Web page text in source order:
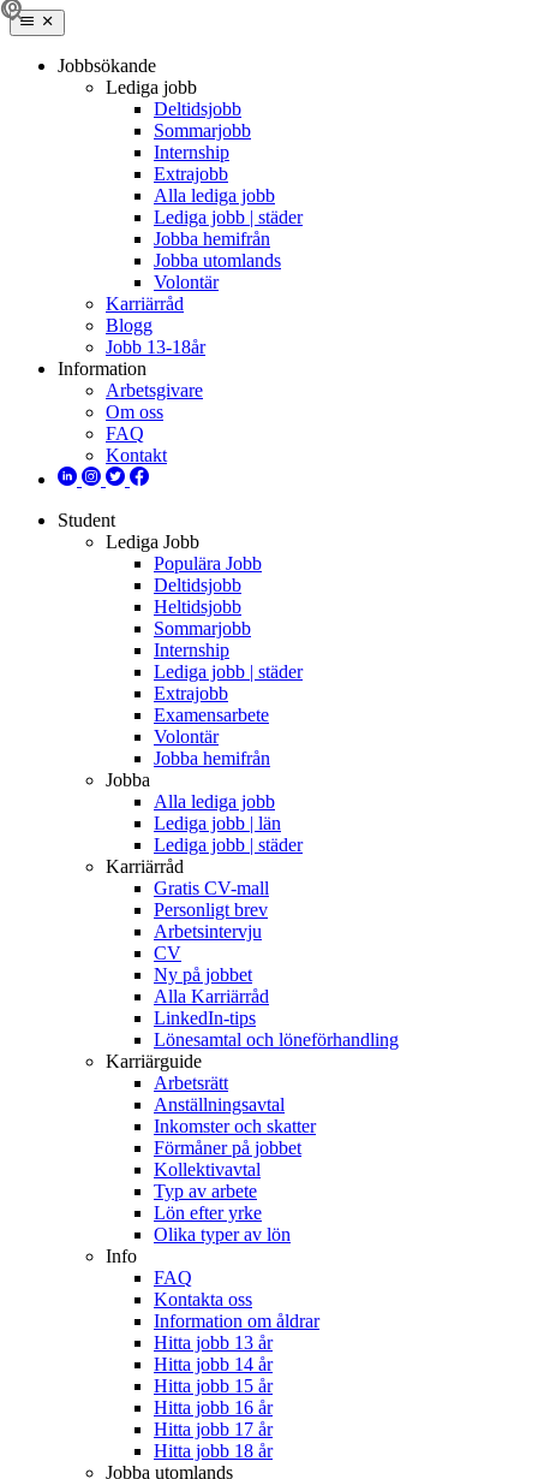
Jobbsökande
Lediga jobb
Deltidsjobb
Sommarjobb
Internship
Extrajobb
Alla lediga jobb
Lediga jobb | städer
Jobba hemifrån
Jobba utomlands
Volontär
Karriärråd
Blogg
Jobb 13-18år
Information
Arbetsgivare
Om oss
FAQ
Kontakt
Student
Lediga Jobb
Populära Jobb
Deltidsjobb
Heltidsjobb
Sommarjobb
Internship
Lediga jobb | städer
Extrajobb
Examensarbete
Volontär
Jobba hemifrån
Jobba
Alla lediga jobb
Lediga jobb | län
Lediga jobb | städer
Karriärråd
Gratis CV-mall
Personligt brev
Arbetsintervju
CV
Ny på jobbet
Alla Karriärråd
LinkedIn-tips
Lönesamtal och löneförhandling
Karriärguide
Arbetsrätt
Anställningsavtal
Inkomster och skatter
Förmåner på jobbet
Kollektivavtal
Typ av arbete
Lön efter yrke
Olika typer av lön
Info
FAQ
Kontakta oss
Information om åldrar
Hitta jobb 13 år
Hitta jobb 14 år
Hitta jobb 15 år
Hitta jobb 16 år
Hitta jobb 17 år
Hitta jobb 18 år
Jobba utomlands